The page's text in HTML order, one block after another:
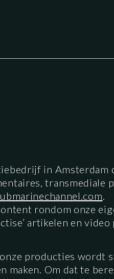
in Amsterdam
rondom onze
artikelen en
producties
Om dat te